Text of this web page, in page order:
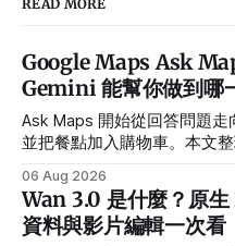
READ MORE
Google Maps Ask
Gemini 能幫你做到哪
Ask Maps 開始從回答問題
並把餐點加入購物車。本文
06 Aug 2026
Wan 3.0 是什麼？原
資料與影片編輯一次看